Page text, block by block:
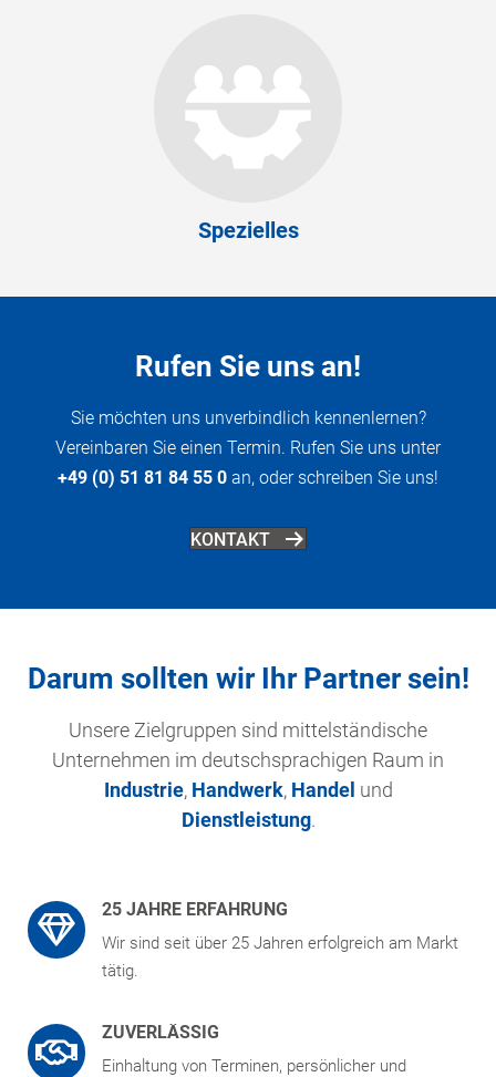
Spezielles
Rufen Sie uns an!
Sie möchten uns unverbindlich kennenlernen?
Vereinbaren Sie einen Termin. Rufen Sie uns unter
+49 (0) 51 81 84 55 0 an, oder schreiben Sie uns!
KONTAKT
Darum sollten wir Ihr Partner sein!
Unsere Zielgruppen sind mittelständische
Unternehmen im deutschsprachigen Raum in
Industrie, Handwerk, Handel und
Dienstleistung.
25 JAHRE ERFAHRUNG
Wir sind seit über 25 Jahren erfolgreich am Markt
tätig.
ZUVERLÄSSIG
Einhaltung von Terminen, persönlicher und